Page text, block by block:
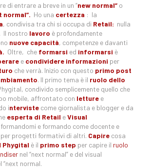
di entrare a breve in un “new normal”o
normal”. Ho una certezza : la
, condivisa tra chi si occupa di Retail: nulla
Il nostro lavoro è profondamente
nuove capacità, competenze e davanti
Oltre, che formarsi ed informarsi è
e condividere informazioni per
che verrà. Inizio con questo primo post
. Il primo tema è il ruolo dello
condivido semplicemente quello che
mobile, affrontato con letturee
intervistecome giornalista e blogger e da
esperta di Retail eVisual
e formando come docente e
per progetti formativi di altri. Capirecosa
Phygital è il primo step per capire il ruolo
nel “next normal” e del visual
“next normal.